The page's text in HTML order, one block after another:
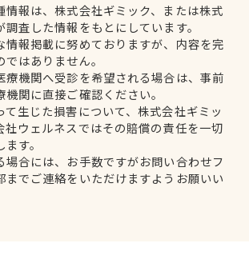
情報は、株式会社ギミック、または株式
査した情報をもとにしています。
情報掲載に努めておりますが、内容を完
はありません。
療機関へ受診を希望される場合は、事前
関に直接ご確認ください。
て生じた損害について、株式会社ギミッ
社ウェルネスではその賠償の責任を一切
す。
場合には、お手数ですがお問い合わせフ
までご連絡をいただけますようお願いい